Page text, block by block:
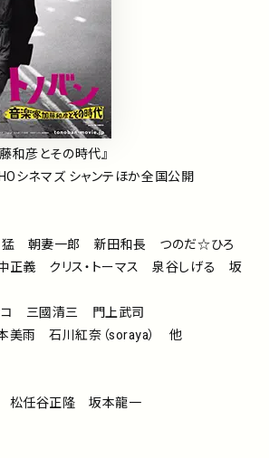
和彦とその時代』
シネマズ シャンテほか全国公開
猛 朝妻一郎 新田和長 つのだ☆ひろ
義 クリス・トーマス 泉谷しげる 坂
コ 三國清三 門上武司
雨 石川紅奈（soraya） 他
松任谷正隆 坂本龍一